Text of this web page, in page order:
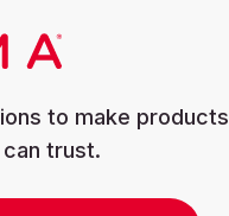
to make products
trust.